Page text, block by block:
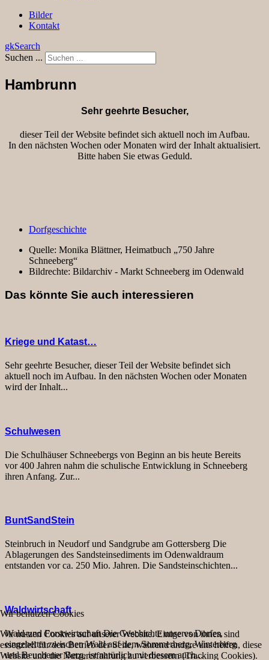
Bilder
Kontakt
gkSearch
Suchen ...
Hambrunn
Sehr geehrte Besucher,
dieser Teil der Website befindet sich aktuell noch im Aufbau.
In den nächsten Wochen oder Monaten wird der Inhalt aktualisiert.
Bitte haben Sie etwas Geduld.
Dorfgeschichte
Quelle: Monika Blättner, Heimatbuch „750 Jahre
Schneeberg“
Bildrechte: Bildarchiv - Markt Schneeberg im Odenwald
Das könnte Sie auch interessieren
Kriege und Katast…
Sehr geehrte Besucher, dieser Teil der Website befindet sich
aktuell noch im Aufbau. In den nächsten Wochen oder Monaten
wird der Inhalt...
Schulwesen
Die Schulhäuser Schneebergs von Beginn an bis heute Bereits
vor 400 Jahren nahm die schulische Entwicklung in Schneeberg
ihren Anfang. Zur...
BuntSandStein
Steinbruch in Neudorf und Sandgrube am Gottersberg Die
Ablagerungen des Sandsteinsediments im Odenwaldraum
entstanden vor ca. 250 Mio. Jahren. Die Sandsteinschichten...
Waldwirtschaft
Wald-und Forstwirtschaft Die Geschichte unseres Dorfes,
eingebettet zwischen Wald auf dem Sommerberg, Winterberg
und Beuchener Berg, ist natürlich mit diesem auch...
Wir benutzen Cookies
Wir nutzen Cookies auf unserer Website. Einige von ihnen sind
essenziell für den Betrieb der Seite, während andere uns helfen, diese
Website und die Nutzererfahrung zu verbessern (Tracking Cookies).